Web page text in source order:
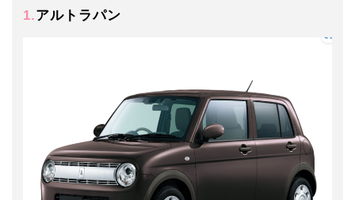
1.アルトラパン